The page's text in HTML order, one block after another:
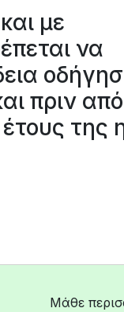
με
να
πριν
της
Μάθε